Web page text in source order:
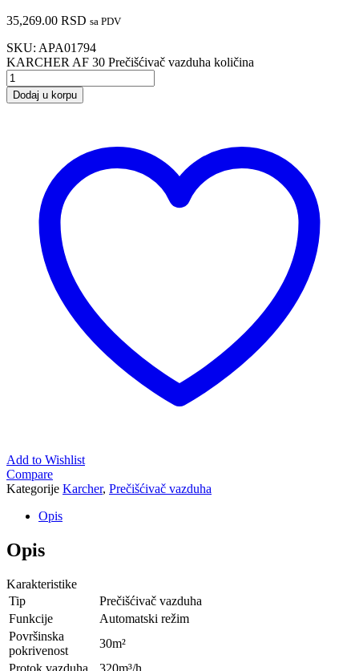
35,269.00 RSD sa PDV
SKU: APA01794
KARCHER AF 30 Prečišćivač vazduha količina
Dodaj u korpu
Add to Wishlist
Compare
Kategorije Karcher, Prečišćivač vazduha
Opis
Opis
Karakteristike
Tip
Prečišćivač vazduha
Funkcije
Automatski režim
Površinska
pokrivenost
30m²
Protok vazduha
320m³/h